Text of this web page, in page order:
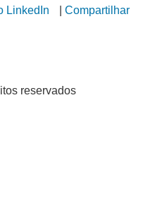
LinkedIn
Compartilhar
reservados